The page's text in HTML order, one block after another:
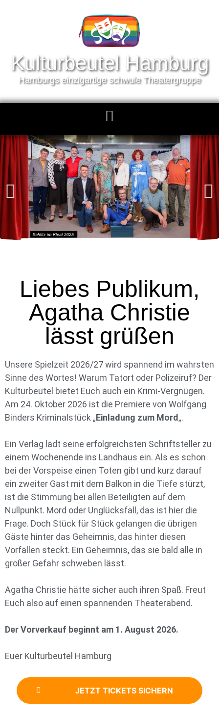
Kulturbeutel Hamburg
Hamburgs einzigartige schwule Theatergruppe
Liebes Publikum,
Agatha Christie
lässt grüßen
Unsere Spielzeit 2026/27 wird spannend im wahrsten
Sinne des Wortes! Warum Tatort oder Polizeiruf? Der
Kulturbeutel bietet Euch auch ein Krimi-Vergnügen.
Am 24. Oktober 2026 ist die Premiere von Wolfgang
Binders Kriminalstück „Einladung zum Mord„.
Ein Verlag lädt seine erfolgreichsten Schriftsteller zu
einem Wochenende ins Landhaus ein. Als es schon
bei der Vorspeise einen Toten gibt und kurz darauf
ein zweiter Gast mit dem Balkon in die Tiefe stürzt,
ist die Stimmung bei allen Beteiligten auf dem
Nullpunkt. Mord oder Unglücksfall, das ist hier die
Frage. Doch Stück für Stück gelangen die übrigen
Gäste hinter das Geheimnis, das hinter diesen
Vorfällen steckt. Ein Geheimnis, das sie bald alle in
großer Gefahr schweben lässt.
Agatha Christie hätte sicher auch ihren Spaß. Freut
Euch also auf einen spannenden Theaterabend.
Der Vorverkauf beginnt am 1. August 2026.
Euer Kulturbeutel Hamburg
JETZT TICKETS SICHERN